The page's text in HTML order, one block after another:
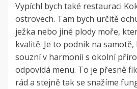
Vypíchl bych také restauraci
ostrovech. Tam bych určitě
ježka nebo jiné plody moře,
kvalitě. Je to podnik na
souzní v harmonii s okolní
odpovídá menu. To je přesně
rád a stejně tak se snažíme